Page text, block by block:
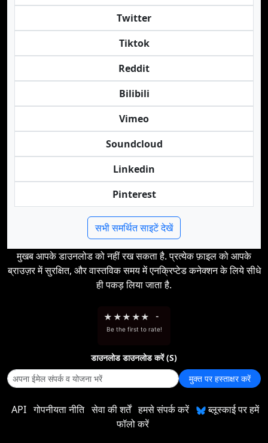
Twitter
Tiktok
Reddit
Bilibili
Vimeo
Soundcloud
Linkedin
Pinterest
सभी समर्थित साइटें देखें
मुखब आपके डाउनलोड को नहीं रख सकता है. प्रत्येक फ़ाइल को आपके
ब्राउज़र में सुरक्षित, और वास्तविक समय में एनक्रिप्टेड कनेक्शन के लिये सीधे
ही पकड़ लिया जाता है.
★ ★★ ★★ -
Be the first to rate!
डाउनलोड डाउनलोड करें (S)
मुक्त पर हस्ताक्षर करें
API गोपनीयता नीति सेवा की शर्तें हमसे संपर्क करें
ब्लूस्काई पर हमें
फॉलो करें